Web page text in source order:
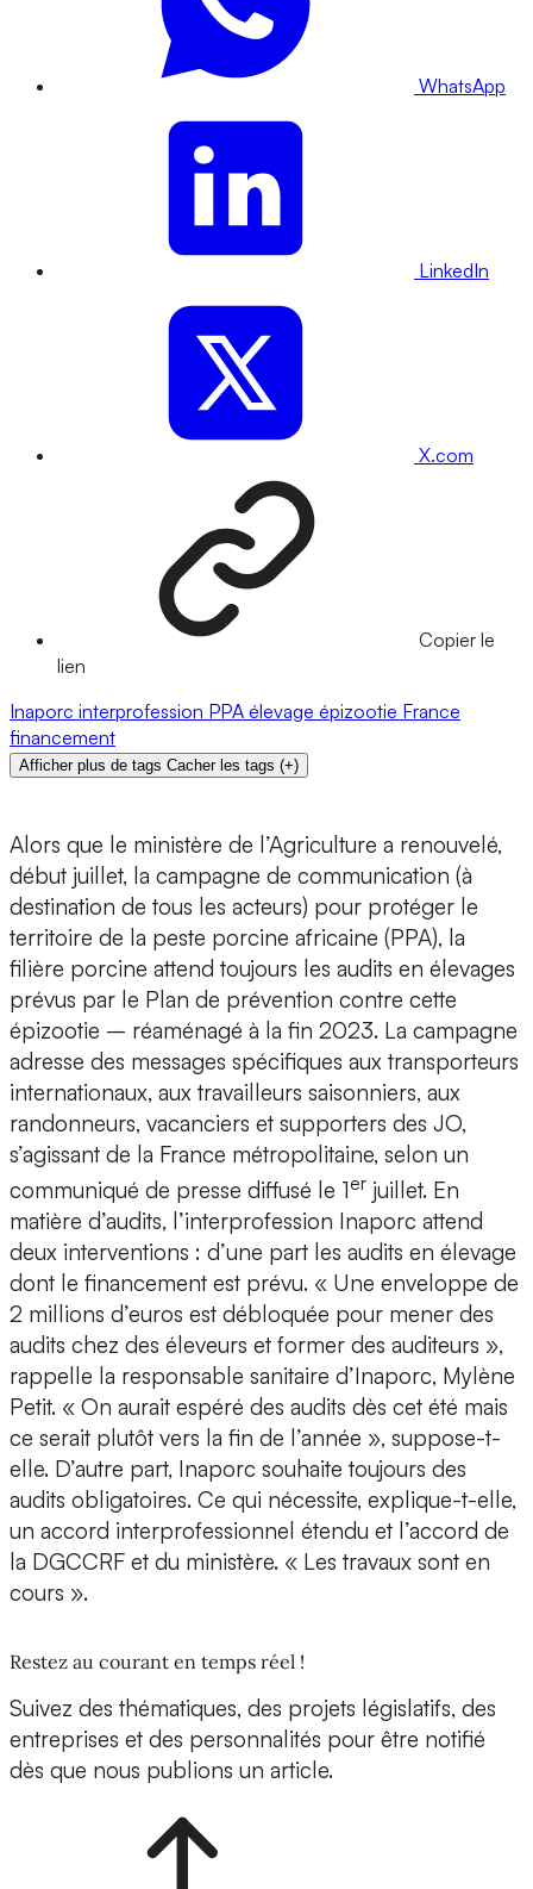
WhatsApp
LinkedIn
X.com
Copier le
lien
Inaporc interprofession PPA élevage épizootie France
financement
Afficher plus de tags Cacher les tags (+)
Alors que le ministère de l’Agriculture a renouvelé,
début juillet, la campagne de communication (à
destination de tous les acteurs) pour protéger le
territoire de la peste porcine africaine (PPA), la
filière porcine attend toujours les audits en élevages
prévus par le Plan de prévention contre cette
épizootie – réaménagé à la fin 2023. La campagne
adresse des messages spécifiques aux transporteurs
internationaux, aux travailleurs saisonniers, aux
randonneurs, vacanciers et supporters des JO,
s’agissant de la France métropolitaine, selon un
communiqué de presse diffusé le 1er juillet. En
matière d’audits, l’interprofession Inaporc attend
deux interventions : d’une part les audits en élevage
dont le financement est prévu. « Une enveloppe de
2 millions d’euros est débloquée pour mener des
audits chez des éleveurs et former des auditeurs »,
rappelle la responsable sanitaire d’Inaporc, Mylène
Petit. « On aurait espéré des audits dès cet été mais
ce serait plutôt vers la fin de l’année », suppose-t-
elle. D’autre part, Inaporc souhaite toujours des
audits obligatoires. Ce qui nécessite, explique-t-elle,
un accord interprofessionnel étendu et l’accord de
la DGCCRF et du ministère. « Les travaux sont en
cours ».
Restez au courant en temps réel !
Suivez des thématiques, des projets législatifs, des
entreprises et des personnalités pour être notifié
dès que nous publions un article.